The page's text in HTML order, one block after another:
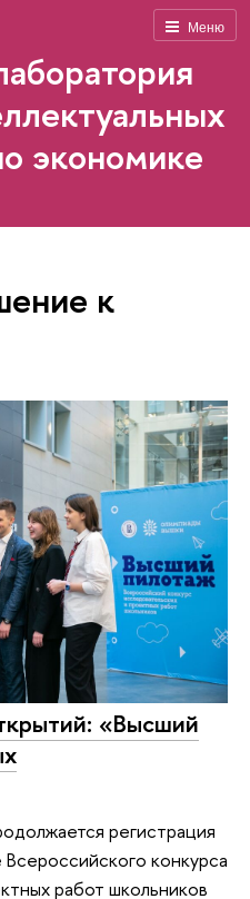
Меню
экономике
к
«Высший
регистрация
конкурса
работ школьников